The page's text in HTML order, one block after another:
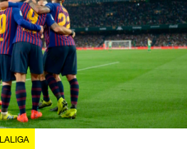
LALIGA